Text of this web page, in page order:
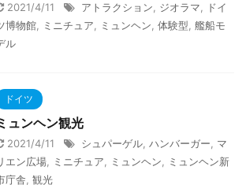
2021/4/11 アトラクション ジオラマ
ドイ
博物館
ミニチュア ミュンヘン 体験型 艦船モ
ル
ドイツ
ュンヘン観光
2021/4/11 シュパーゲル ハンバーガー
マ
エン広場
ミニチュア ミュンヘン
ミュンヘン新
庁舎 観光